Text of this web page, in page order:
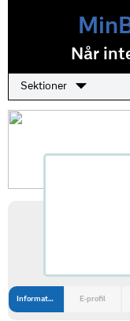
Når
Sektioner
Information E-profil